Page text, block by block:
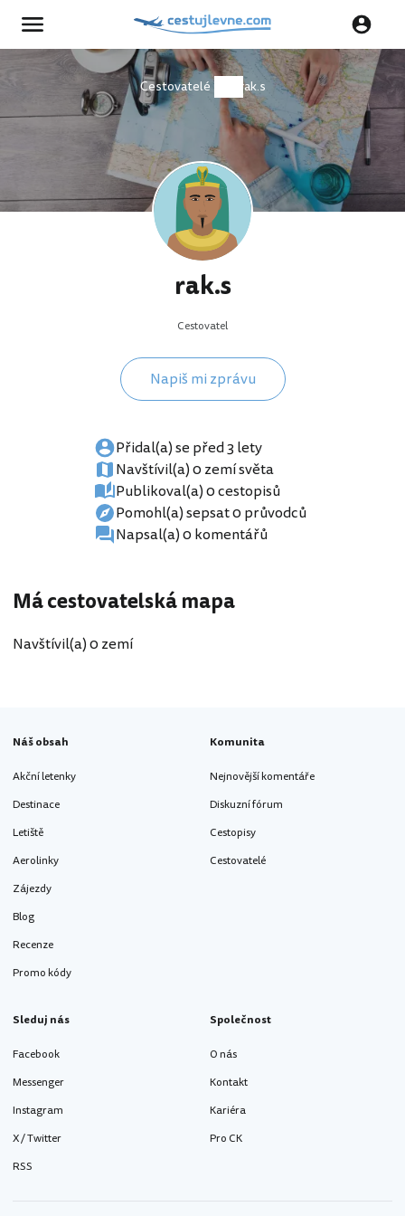
Cestovatelé rak.s
rak.s
Cestovatel
Napiš mi zprávu
Přidal(a) se před 3 lety
Navštívil(a) 0 zemí světa
Publikoval(a) 0 cestopisů
Pomohl(a) sepsat 0 průvodců
Napsal(a) 0 komentářů
Má cestovatelská mapa
Navštívil(a) 0 zemí
Náš obsah
Akční letenky
Destinace
Letiště
Aerolinky
Zájezdy
Blog
Recenze
Promo kódy
Komunita
Nejnovější komentáře
Diskuzní fórum
Cestopisy
Cestovatelé
Sleduj nás
Facebook
Messenger
Instagram
X / Twitter
RSS
Společnost
O nás
Kontakt
Kariéra
Pro CK